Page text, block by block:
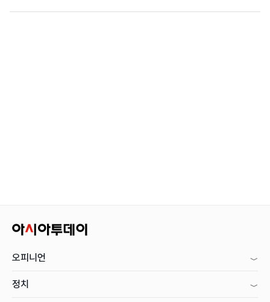
오피니언
정치